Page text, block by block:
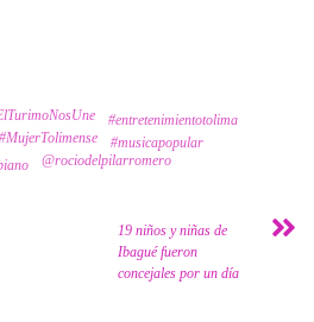
#entretenimientotolima
#MujerTolimense
#musicapopular
@rociodelpilarromero
19 niños y niñas de
Ibagué fueron
concejales por un día